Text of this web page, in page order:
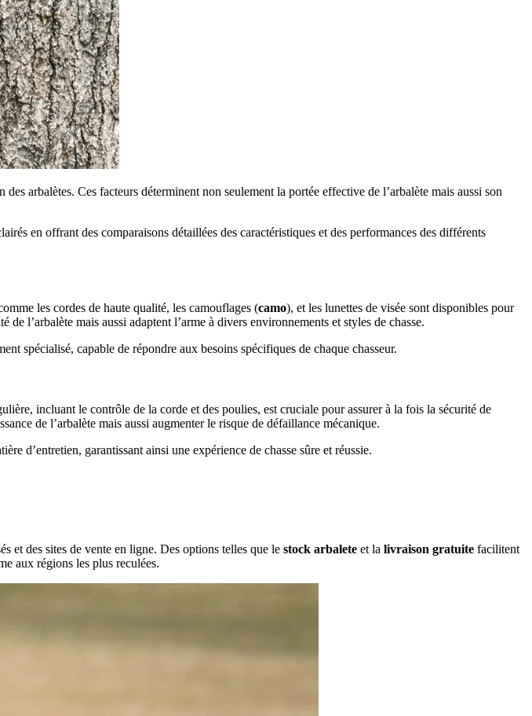
des arbalètes. Ces facteurs déterminent non seulement la portée effective de l’arbalète mais aussi son
en offrant des comparaisons détaillées des caractéristiques et des performances des différents
les cordes de haute qualité, les camouflages (camo), et les lunettes de visée sont disponibles pour
l’arbalète mais aussi adaptent l’arme à divers environnements et styles de chasse.
spécialisé, capable de répondre aux besoins spécifiques de chaque chasseur.
incluant le contrôle de la corde et des poulies, est cruciale pour assurer à la fois la sécurité de
de l’arbalète mais aussi augmenter le risque de défaillance mécanique.
d’entretien, garantissant ainsi une expérience de chasse sûre et réussie.
et des sites de vente en ligne. Des options telles que le stock arbalete et la livraison gratuite facilitent
aux régions les plus reculées.